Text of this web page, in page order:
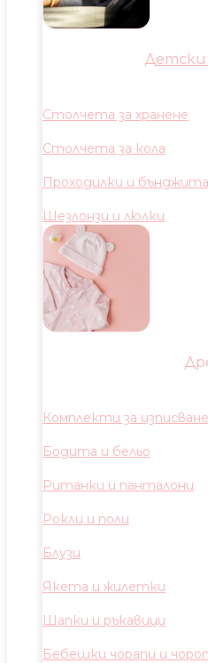
Столчета за хранене
Столчета за кола
Проходилки и бънджита
Шезлонзи и люлки
Комплекти за изписване
Бодита и бельо
Ританки и панталони
Рокли и поли
Блузи
Якета и жилетки
Шапки и ръкавици
Бебешки чорапи и